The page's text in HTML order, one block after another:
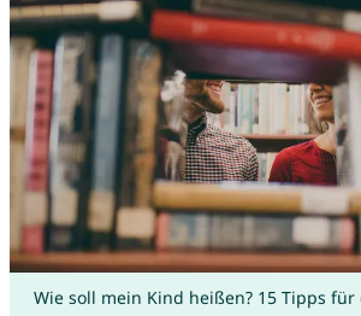
Wie soll mein Kind heißen? 15 Tipps